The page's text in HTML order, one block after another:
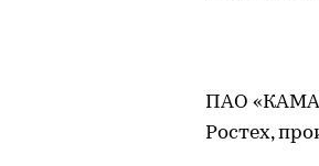
ПАО
Ростех,